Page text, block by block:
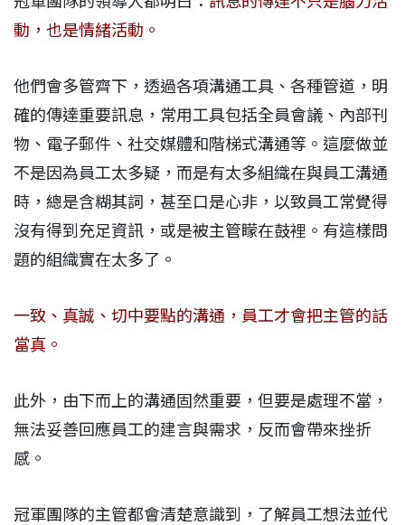
動，也是情緒活動。
他們會多管齊下，透過各項溝通工具、各種管道，明
確的傳達重要訊息，常用工具包括全員會議、內部刊
物、電子郵件、社交媒體和階梯式溝通等。這麼做並
不是因為員工太多疑，而是有太多組織在與員工溝通
時，總是含糊其詞，甚至口是心非，以致員工常覺得
沒有得到充足資訊，或是被主管矇在鼓裡。有這樣問
題的組織實在太多了。
一致、真誠、切中要點的溝通，員工才會把主管的話
當真。
此外，由下而上的溝通固然重要，但要是處理不當，
無法妥善回應員工的建言與需求，反而會帶來挫折
感。
冠軍團隊的主管都會清楚意識到，了解員工想法並代